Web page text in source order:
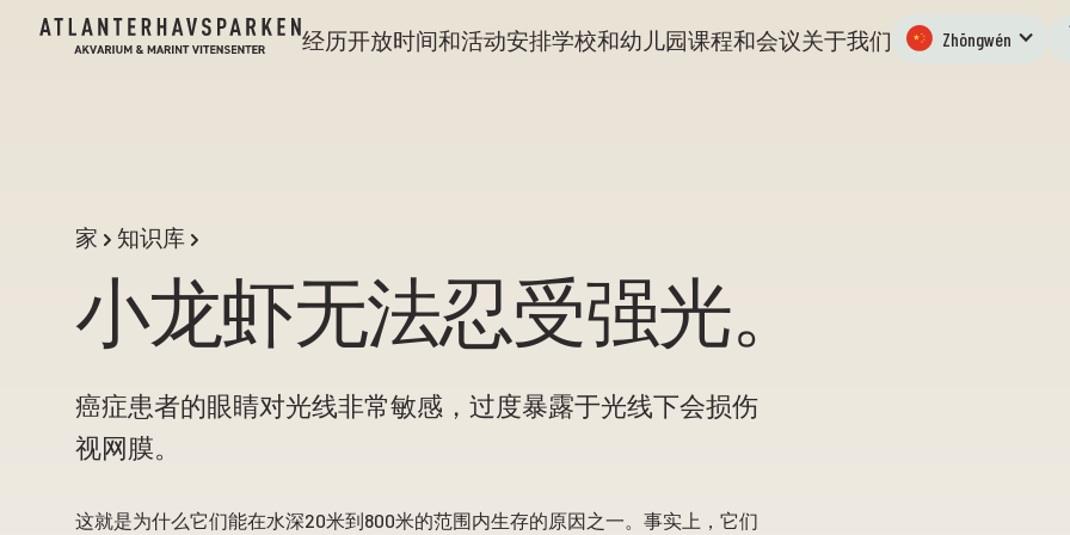
经历开放时间和活动安排学校和幼儿园课程和会议关于我们 Zhōngwén
家 知识库
小龙虾无法忍受强光。
癌症患者的眼睛对光线非常敏感，过度暴露于光线下会损伤
视网膜。
这就是为什么它们能在水深20米到800米的范围内生存的原因之一。事实上，它们